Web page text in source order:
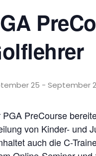
25 - September
PGA PreCourse
von Kinder- und
auch die C-